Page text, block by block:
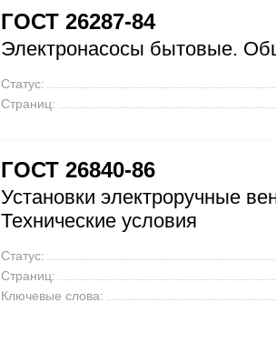
ГОСТ 26287-84
Электронасосы бытовые.
Статус:
Страниц:
ГОСТ 26840-86
Установки электроручные
Технические условия
Статус:
Страниц:
Ключевые слова: